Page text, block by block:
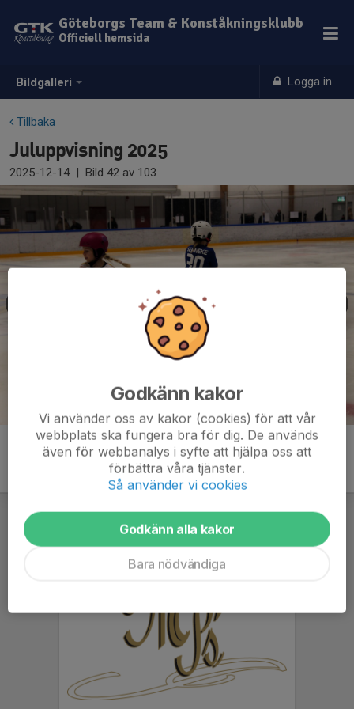
Bildgalleri Logga in
Göteborgs Team & Konståkningsklubb
Officiell hemsida
Tillbaka
Juluppvisning 2025
2025-12-14 | Bild 42 av 103
Godkänn kakor
Vi använder oss av kakor (cookies) för att vår
webbplats ska fungera bra för dig. De används
även för webbanalys i syfte att hjälpa oss att
förbättra våra tjänster.
Så använder vi cookies
Godkänn alla kakor
Bara nödvändiga